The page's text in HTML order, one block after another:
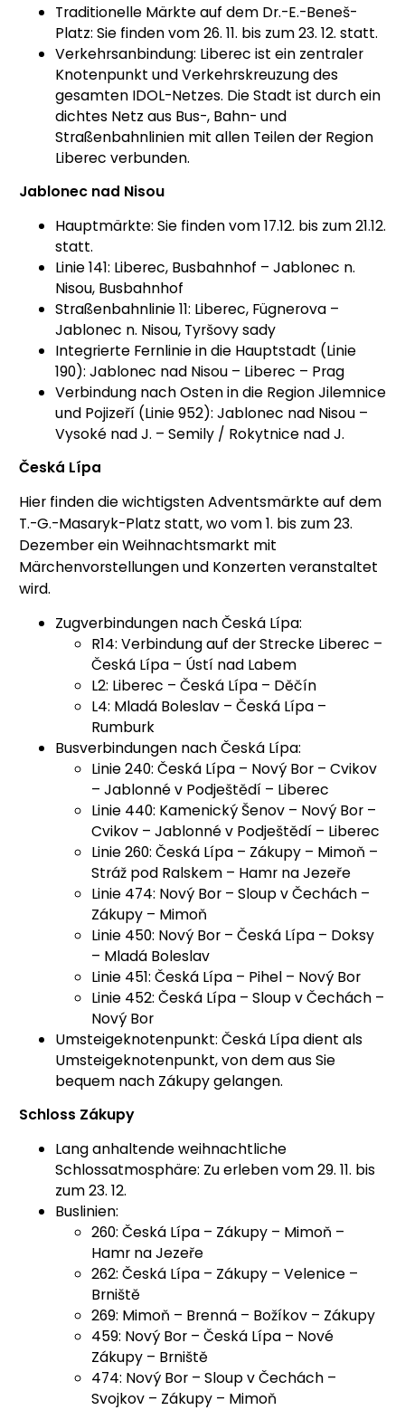
Traditionelle Märkte auf dem Dr.-E.-Beneš-
Platz: Sie finden vom 26. 11. bis zum 23. 12. statt.
Verkehrsanbindung: Liberec ist ein zentraler
Knotenpunkt und Verkehrskreuzung des
gesamten IDOL-Netzes. Die Stadt ist durch ein
dichtes Netz aus Bus-, Bahn- und
Straßenbahnlinien mit allen Teilen der Region
Liberec verbunden.
Jablonec nad Nisou
Hauptmärkte: Sie finden vom 17.12. bis zum 21.12.
statt.
Linie 141: Liberec, Busbahnhof – Jablonec n.
Nisou, Busbahnhof
Straßenbahnlinie 11: Liberec, Fügnerova –
Jablonec n. Nisou, Tyršovy sady
Integrierte Fernlinie in die Hauptstadt (Linie
190): Jablonec nad Nisou – Liberec – Prag
Verbindung nach Osten in die Region Jilemnice
und Pojizeří (Linie 952): Jablonec nad Nisou –
Vysoké nad J. – Semily / Rokytnice nad J.
Česká Lípa
Hier finden die wichtigsten Adventsmärkte auf dem
T.-G.-Masaryk-Platz statt, wo vom 1. bis zum 23.
Dezember ein Weihnachtsmarkt mit
Märchenvorstellungen und Konzerten veranstaltet
wird.
Zugverbindungen nach Česká Lípa:
R14: Verbindung auf der Strecke Liberec –
Česká Lípa – Ústí nad Labem
L2: Liberec – Česká Lípa – Děčín
L4: Mladá Boleslav – Česká Lípa –
Rumburk
Busverbindungen nach Česká Lípa:
Linie 240: Česká Lípa – Nový Bor – Cvikov
– Jablonné v Podještědí – Liberec
Linie 440: Kamenický Šenov – Nový Bor –
Cvikov – Jablonné v Podještědí – Liberec
Linie 260: Česká Lípa – Zákupy – Mimoň –
Stráž pod Ralskem – Hamr na Jezeře
Linie 474: Nový Bor – Sloup v Čechách –
Zákupy – Mimoň
Linie 450: Nový Bor – Česká Lípa – Doksy
– Mladá Boleslav
Linie 451: Česká Lípa – Pihel – Nový Bor
Linie 452: Česká Lípa – Sloup v Čechách –
Nový Bor
Umsteigeknotenpunkt: Česká Lípa dient als
Umsteigeknotenpunkt, von dem aus Sie
bequem nach Zákupy gelangen.
Schloss Zákupy
Lang anhaltende weihnachtliche
Schlossatmosphäre: Zu erleben vom 29. 11. bis
zum 23. 12.
Buslinien:
260: Česká Lípa – Zákupy – Mimoň –
Hamr na Jezeře
262: Česká Lípa – Zákupy – Velenice –
Brniště
269: Mimoň – Brenná – Božíkov – Zákupy
459: Nový Bor – Česká Lípa – Nové
Zákupy – Brniště
474: Nový Bor – Sloup v Čechách –
Svojkov – Zákupy – Mimoň